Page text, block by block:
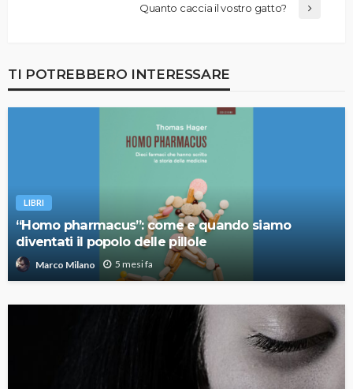
Quanto caccia il vostro gatto?
TI POTREBBERO INTERESSARE
LIBRI
“Homo pharmacus”: come e quando siamo
diventati il popolo delle pillole
Marco Milano 5 mesi fa